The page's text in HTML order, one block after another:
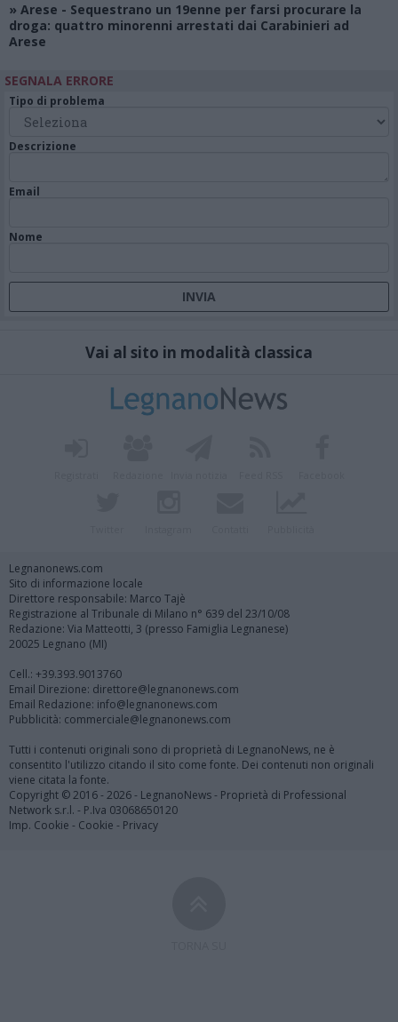
» Arese - Sequestrano un 19enne per farsi procurare la
droga: quattro minorenni arrestati dai Carabinieri ad
Arese
SEGNALA ERRORE
Tipo di problema
Descrizione
Email
Nome
Vai al sito in modalità classica
Legnanonews.com
Sito di informazione locale
Direttore responsabile: Marco Tajè
Registrazione al Tribunale di Milano n° 639 del 23/10/08
Redazione: Via Matteotti, 3 (presso Famiglia Legnanese)
20025 Legnano (MI)
Cell.: +39.393.9013760
Email Direzione: direttore@legnanonews.com
Email Redazione: info@legnanonews.com
Pubblicità: commerciale@legnanonews.com
Tutti i contenuti originali sono di proprietà di LegnanoNews, ne è
consentito l'utilizzo citando il sito come fonte. Dei contenuti non originali
viene citata la fonte.
Copyright © 2016 - 2026 - LegnanoNews - Proprietà di Professional
Network s.r.l. - P.Iva 03068650120
Imp. Cookie - Cookie - Privacy